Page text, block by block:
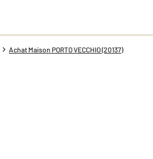
Achat Maison PORTO VECCHIO (20137)